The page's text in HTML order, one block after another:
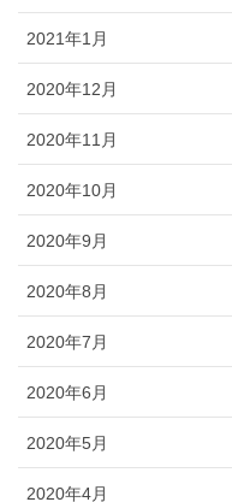
2021年1月
2020年12月
2020年11月
2020年10月
2020年9月
2020年8月
2020年7月
2020年6月
2020年5月
2020年4月